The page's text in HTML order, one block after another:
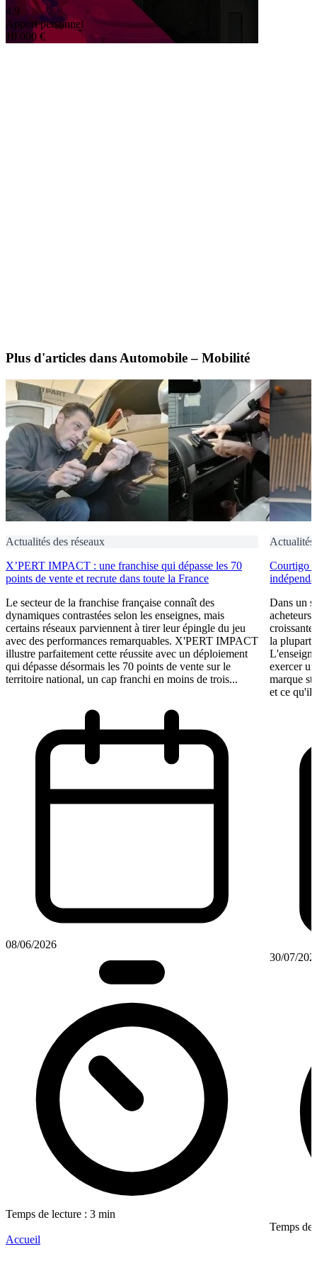
4,9
Apport personnel
10 000 €
Plus d'articles dans Automobile – Mobilité
Actualités des réseaux
X’PERT IMPACT : une franchise qui dépasse les 70
points de vente et recrute dans toute la France
Le secteur de la franchise française connaît des
dynamiques contrastées selon les enseignes, mais
certains réseaux parviennent à tirer leur épingle du jeu
avec des performances remarquables. X'PERT IMPACT
illustre parfaitement cette réussite avec un déploiement
qui dépasse désormais les 70 points de vente sur le
territoire national, un cap franchi en moins de trois...
08/06/2026
Temps de lecture : 3 min
Actualités
Courtigo :
Dans un
acheteurs
la plupart
exercer
marque
et ce qu'il
30/07/
Temps de
Accueil